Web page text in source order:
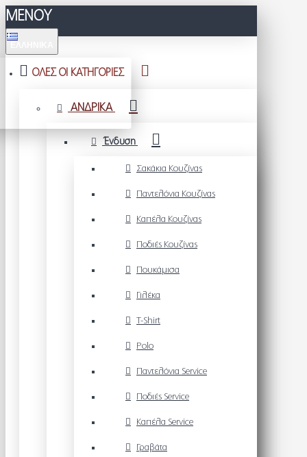
ΜΕΝΟΥ
ΟΛΕΣ ΟΙ ΚΑΤΗΓΟΡΙΕΣ
ΑΝΔΡΙΚΑ
Ένδυση
Σακάκια Κουζίνας
Παντελόνια Κουζίνας
Καπέλα Κουζίνας
Ποδιές Κουζίνας
Πουκάμισα
Γιλέκα
T-Shirt
Polo
Παντελόνια Service
Ποδιές Service
Καπέλα Service
Γραβάτα